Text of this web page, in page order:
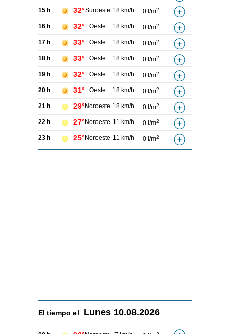
15 h 32°Suroeste 18 km/h 0 l/m2
16 h 32° Oeste 18 km/h 0 l/m2
17 h 33° Oeste 18 km/h 0 l/m2
18 h 33° Oeste 18 km/h 0 l/m2
19 h 32° Oeste 18 km/h 0 l/m2
20 h 31° Oeste 18 km/h 0 l/m2
21 h 29° Noroeste 18 km/h 0 l/m2
22 h 27° Noroeste 11 km/h 0 l/m2
23 h 25° Noroeste 11 km/h 0 l/m2
El tiempo el Lunes 10.08.2026